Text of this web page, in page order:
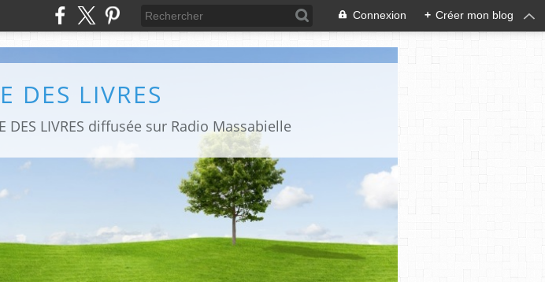
Connexion + Créer mon blog
DES LIVRES
LIVRES diffusée sur Radio Massabielle